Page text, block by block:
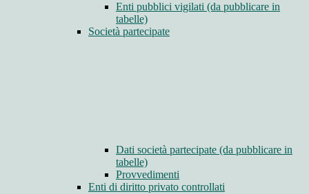
Enti pubblici vigilati (da pubblicare in
tabelle)
Società partecipate
Dati società partecipate (da pubblicare in
tabelle)
Provvedimenti
Enti di diritto privato controllati